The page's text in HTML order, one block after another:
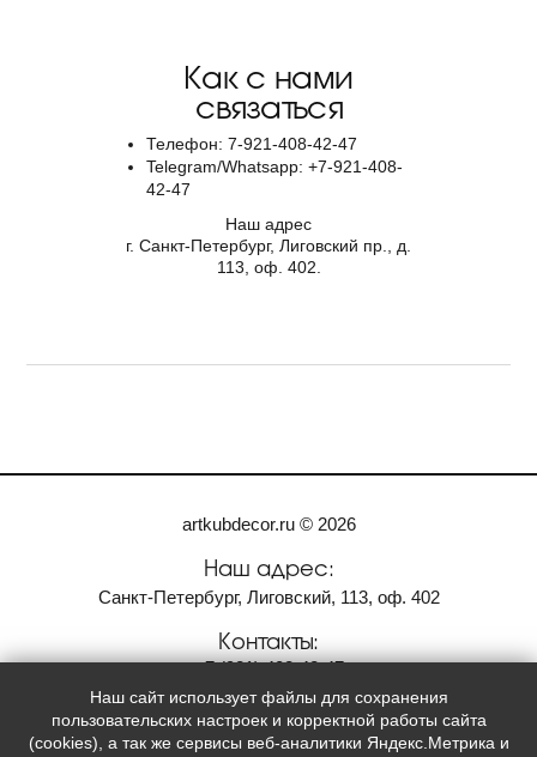
Как с нами
связаться
Телефон: 7-921-408-42-47
Telegram/Whatsapp: +7-921-408-
42-47
Наш адрес
г. Санкт-Петербург, Лиговский пр., д.
113, оф. 402.
artkubdecor.ru © 2026
Наш адрес:
Санкт-Петербург, Лиговский, 113, оф. 402
Контакты:
+7(921)408-42-47
Мы в социальных сетях:
Наш сайт использует файлы для сохранения
пользовательских настроек и корректной работы сайта
(cookies), а так же сервисы веб-аналитики Яндекс.Метрика и